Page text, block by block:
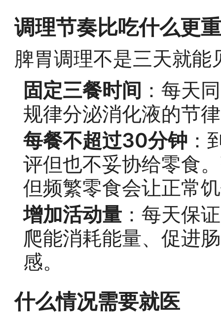
调理节奏比吃什么更
脾胃调理不是三天就
固定三餐时间 ：每天
规律分泌消化液的节
每餐不超过30分钟 ：
评但也不妥协给零食
但频繁零食会让正常
增加活动量 ：每天保
爬能消耗能量、促进
感。
什么情况需要就医